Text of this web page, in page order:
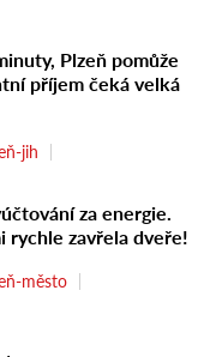
Plzeň pomůže
příjem čeká velká
jih
za energie.
rychle zavřela dveře!
město